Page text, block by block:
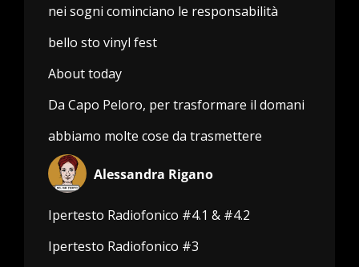
nei sogni cominciano le responsabilità
bello sto vinyl fest
About today
Da Capo Peloro, per trasformare il domani
abbiamo molte cose da trasmettere
Alessandra Rigano
Ipertesto Radiofonico #4.1 & #4.2
Ipertesto Radiofonico #3